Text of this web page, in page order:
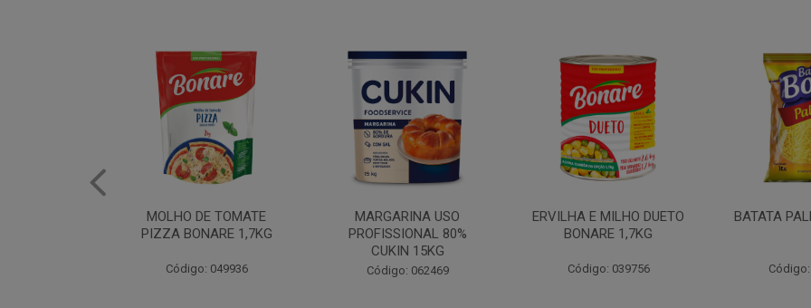
MARGARINA USO
PROFISSIONAL 80%
Código: 062469
ERVILHA E MILHO DUETO
BONARE 1,7KG
Código: 039756
BATATA PALHA BOA 1KG
Código: 052647